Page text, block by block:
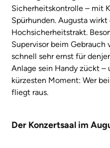
Sicherheitskontrolle – mit
Spürhunden. Augusta
Hochsicherheitstrakt.
Supervisor beim Gebrauch
schnell sehr ernst für
Anlage sein Handy zückt –
kürzesten Moment: Wer
fliegt raus.
Der Konzertsaal im